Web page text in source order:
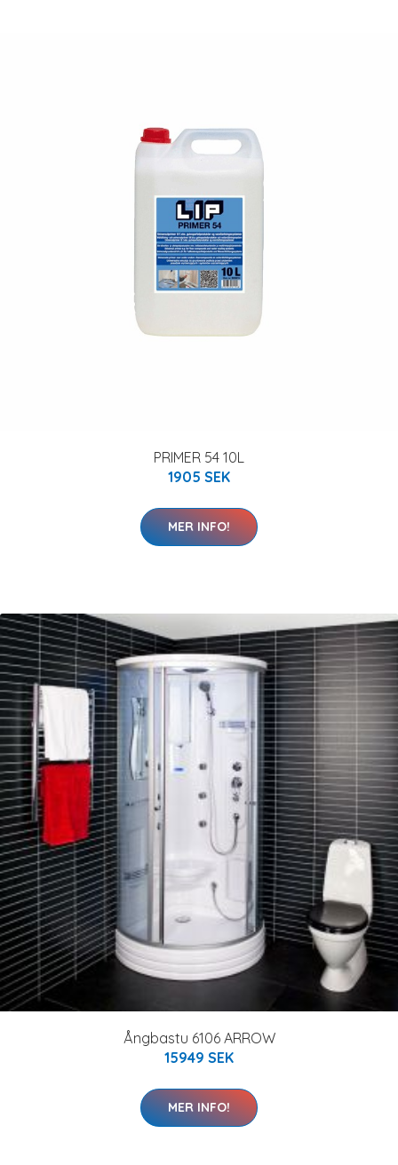
PRIMER 54 10L
1905 SEK
MER INFO!
Ångbastu 6106 ARROW
15949 SEK
MER INFO!